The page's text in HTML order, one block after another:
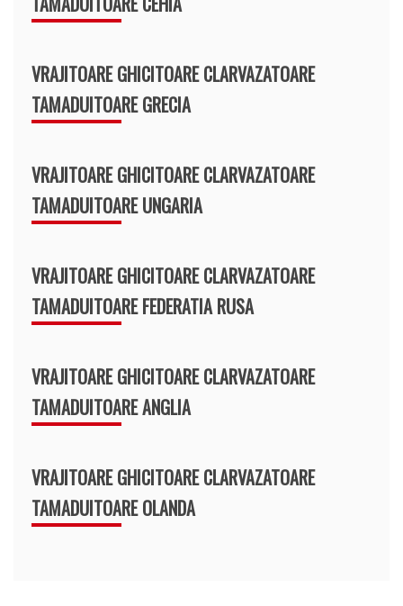
VRAJITOARE GHICITOARE CLARVAZATOARE
TAMADUITOARE GRECIA
VRAJITOARE GHICITOARE CLARVAZATOARE
TAMADUITOARE UNGARIA
VRAJITOARE GHICITOARE CLARVAZATOARE
TAMADUITOARE FEDERATIA RUSA
VRAJITOARE GHICITOARE CLARVAZATOARE
TAMADUITOARE ANGLIA
VRAJITOARE GHICITOARE CLARVAZATOARE
TAMADUITOARE OLANDA